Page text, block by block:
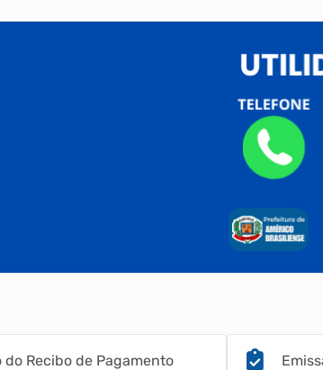
do Recibo de Pagamento